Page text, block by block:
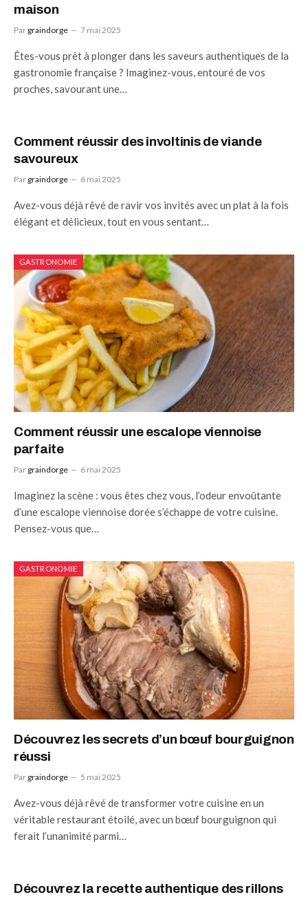
maison
Par graindorge 7 mai 2025
Êtes-vous prêt à plonger dans les saveurs authentiques de la
gastronomie française ? Imaginez-vous, entouré de vos
proches, savourant une…
Comment réussir des involtinis de viande
savoureux
Par graindorge 6 mai 2025
Avez-vous déjà rêvé de ravir vos invités avec un plat à la fois
élégant et délicieux, tout en vous sentant…
GASTRONOMIE
Comment réussir une escalope viennoise
parfaite
Par graindorge 6 mai 2025
Imaginez la scène : vous êtes chez vous, l’odeur envoûtante
d’une escalope viennoise dorée s’échappe de votre cuisine.
Pensez-vous que…
GASTRONOMIE
Découvrez les secrets d’un bœuf bourguignon
réussi
Par graindorge 5 mai 2025
Avez-vous déjà rêvé de transformer votre cuisine en un
véritable restaurant étoilé, avec un bœuf bourguignon qui
ferait l’unanimité parmi…
Découvrez la recette authentique des rillons